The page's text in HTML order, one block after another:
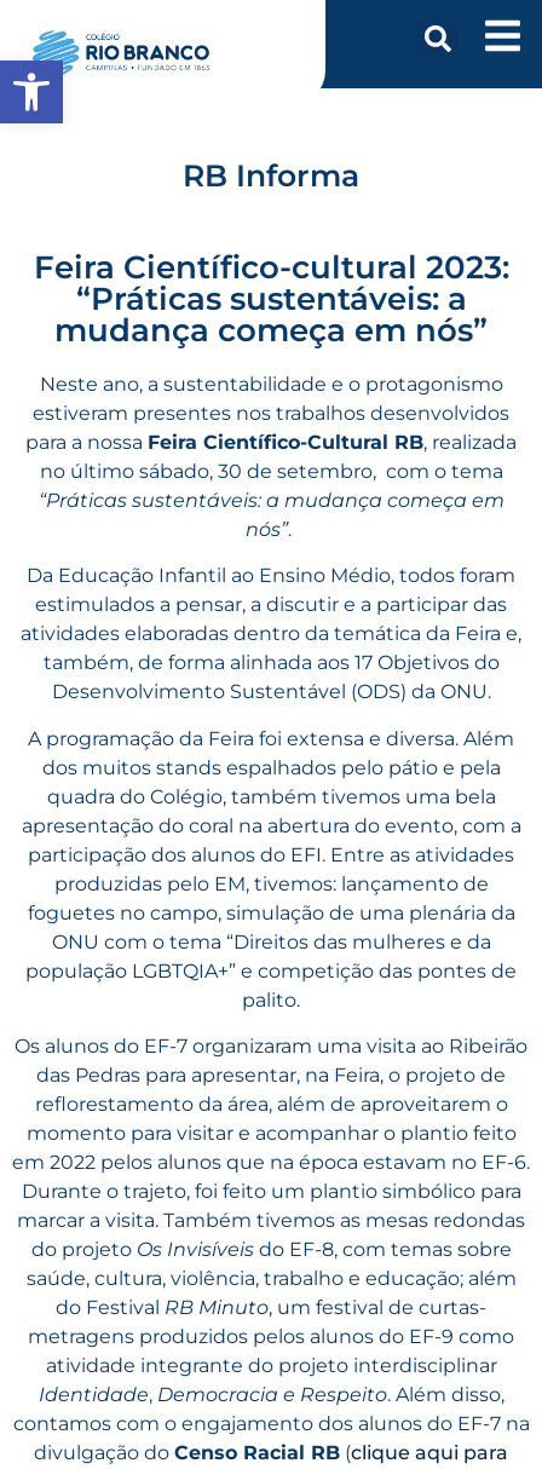
RB Informa
Feira Científico-cultural 2023:
“Práticas sustentáveis: a
mudança começa em nós”
Neste ano, a sustentabilidade e o protagonismo
estiveram presentes nos trabalhos desenvolvidos
para a nossa Feira Científico-Cultural RB, realizada
no último sábado, 30 de setembro, com o tema
“Práticas sustentáveis: a mudança começa em
nós”.
Da Educação Infantil ao Ensino Médio, todos foram
estimulados a pensar, a discutir e a participar das
atividades elaboradas dentro da temática da Feira e,
também, de forma alinhada aos 17 Objetivos do
Desenvolvimento Sustentável (ODS) da ONU.
A programação da Feira foi extensa e diversa. Além
dos muitos stands espalhados pelo pátio e pela
quadra do Colégio, também tivemos uma bela
apresentação do coral na abertura do evento, com a
participação dos alunos do EFI. Entre as atividades
produzidas pelo EM, tivemos: lançamento de
foguetes no campo, simulação de uma plenária da
ONU com o tema “Direitos das mulheres e da
população LGBTQIA+” e competição das pontes de
palito.
Os alunos do EF-7 organizaram uma visita ao Ribeirão
das Pedras para apresentar, na Feira, o projeto de
reflorestamento da área, além de aproveitarem o
momento para visitar e acompanhar o plantio feito
em 2022 pelos alunos que na época estavam no EF-6.
Durante o trajeto, foi feito um plantio simbólico para
marcar a visita. Também tivemos as mesas redondas
do projeto Os Invisíveisdo EF-8, com temas sobre
saúde, cultura, violência, trabalho e educação; além
do Festival RB Minuto, um festival de curtas-
metragens produzidos pelos alunos do EF-9 como
atividade integrante do projeto interdisciplinar
Identidade, Democracia e Respeito. Além disso,
contamos com o engajamento dos alunos do EF-7 na
divulgação do Censo Racial RB (clique aqui para
Abrir a barra de ferramentas